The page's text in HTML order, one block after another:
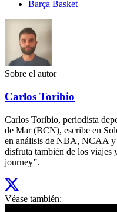
Barça Basket
Sobre el autor
Carlos Toribio
Carlos Toribio, periodista
de Mar (BCN), escribe en
en análisis de NBA, NCAA y
disfruta también de los viajes
journey”.
Véase también: